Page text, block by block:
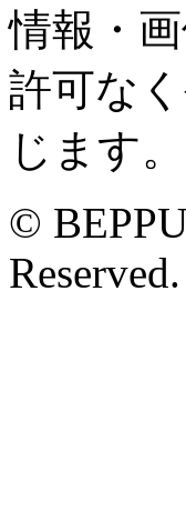
情報・画
許可な
じます。
©
Reserved.